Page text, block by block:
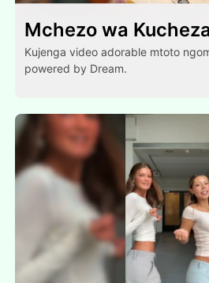
Mchezo wa
Kujenga video adorable mtoto
powered by Dream.